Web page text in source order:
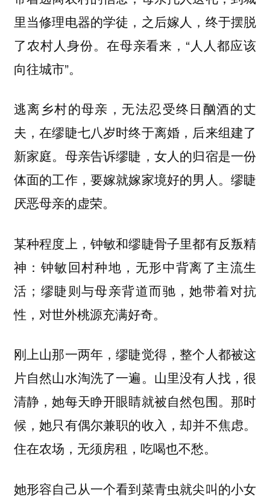
里当修理电器的学徒，之后嫁人，终于摆脱
了农村人身份。在母亲看来，“人人都应该
向往城市”。
逃离乡村的母亲，无法忍受终日酗酒的丈
夫，在缪睫七八岁时终于离婚，后来组建了
新家庭。母亲告诉缪睫，女人的归宿是一份
体面的工作，要嫁就嫁家境好的男人。缪睫
厌恶母亲的虚荣。
某种程度上，钟敏和缪睫骨子里都有反叛精
神：钟敏回村种地，无形中背离了主流生
活；缪睫则与母亲背道而驰，她带着对抗
性，对世外桃源充满好奇。
刚上山那一两年，缪睫觉得，整个人都被这
片自然山水淘洗了一遍。山里没有人找，很
清静，她每天睁开眼睛就被自然包围。那时
候，她只有偶尔兼职的收入，却并不焦虑。
住在农场，无须房租，吃喝也不愁。
她形容自己从一个看到菜青虫就尖叫的小女